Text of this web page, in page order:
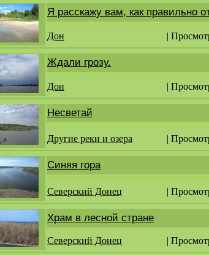
Я расскажу вам, как правильно
Дон |
Ждали грозу.
Дон |
Несветай
Другие реки и озера |
Синяя гора
Северский Донец |
Храм в лесной стране
Северский Донец |